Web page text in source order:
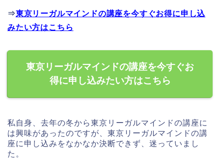
⇒東京リーガルマインドの講座を今すぐお得に申し込
みたい方はこちら
東京リーガルマインドの講座を今すぐお
得に申し込みたい方はこちら
私自身、去年の冬から東京リーガルマインドの講座に
は興味があったのですが、東京リーガルマインドの講
座に申し込みをなかなか決断できず、迷っていまし
た。